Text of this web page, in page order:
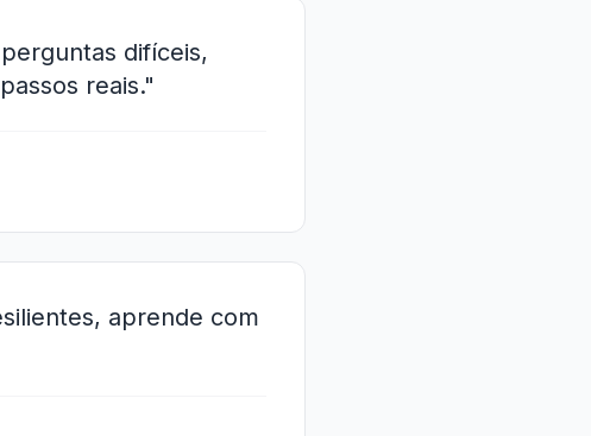
difíceis,
reais."
aprende com